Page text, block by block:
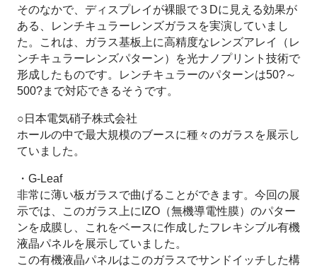
そのなかで、ディスプレイが裸眼で３Dに見える効果が
ある、レンチキュラーレンズガラスを実演していまし
た。これは、ガラス基板上に高精度なレンズアレイ（レ
ンチキュラーレンズパターン）を光ナノプリント技術で
形成したものです。レンチキュラーのパターンは50?～
500?まで対応できるそうです。
○日本電気硝子株式会社
ホールの中で最大規模のブースに種々のガラスを展示し
ていました。
・G-Leaf
非常に薄い板ガラスで曲げることができます。今回の展
示では、このガラス上にIZO（無機導電性膜）のパター
ンを成膜し、これをベースに作成したフレキシブル有機
液晶パネルを展示していました。
この有機液晶パネルはこのガラスでサンドイッチした構